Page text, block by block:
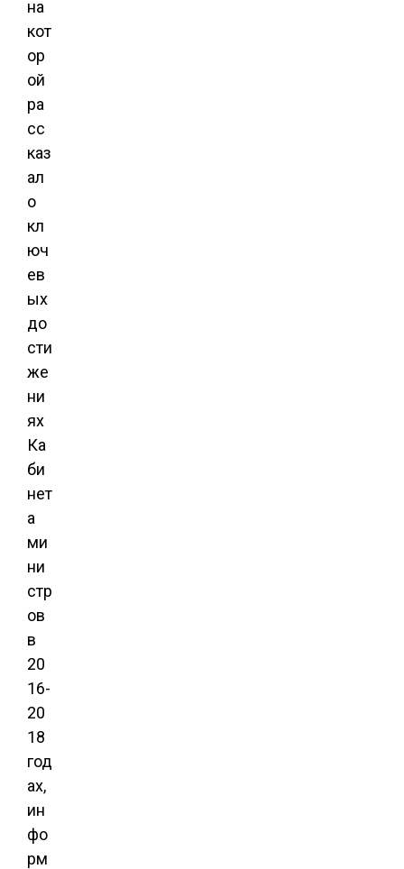
на
кот
ор
ой
ра
сс
каз
ал
о
кл
юч
ев
ых
до
сти
же
ни
ях
Ка
би
нет
а
ми
ни
стр
ов
в
20
16-
20
18
год
ах,
ин
фо
рм